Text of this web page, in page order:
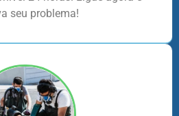
seu problema!